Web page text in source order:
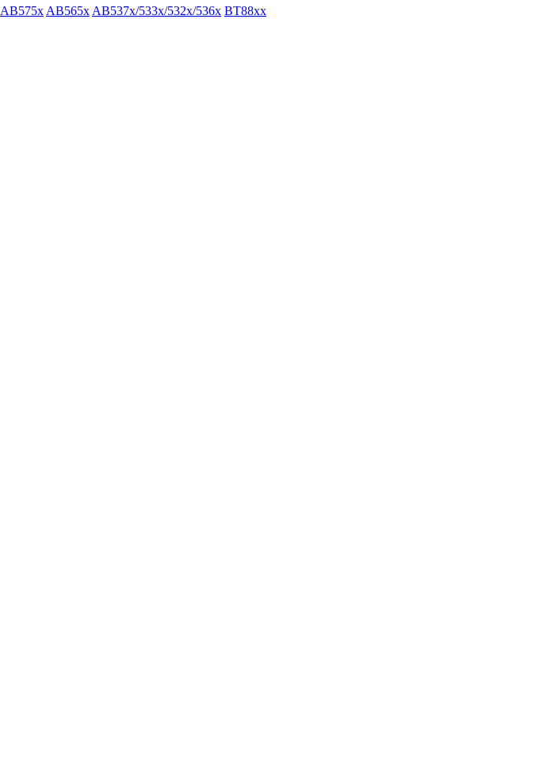
AB575x AB565x AB537x/533x/532x/536x BT88xx